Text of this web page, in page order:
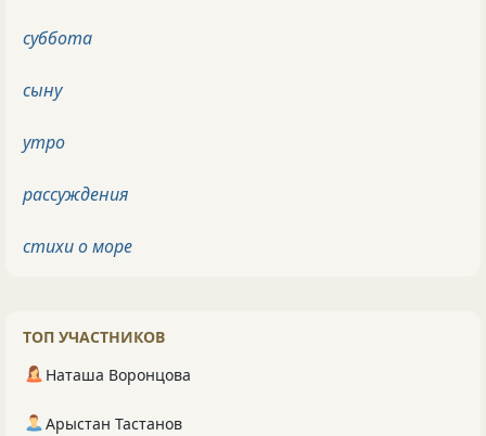
суббота
сыну
утро
рассуждения
стихи о море
ТОП УЧАСТНИКОВ
Наташа Воронцова
Арыстан Тастанов